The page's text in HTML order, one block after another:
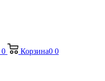
0 Корзина0 0